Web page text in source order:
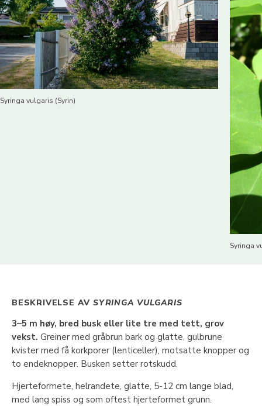
Syringa vulgaris (Syrin)
Syringa
BESKRIVELSE AV SYRINGA VULGARIS
3–5 m høy, bred busk eller lite tre med tett, grov
vekst. Greiner med gråbrun bark og glatte, gulbrune
kvister med få korkporer (lenticeller), motsatte knopper og
to endeknopper. Busken setter rotskudd.
Hjerteformete, helrandete, glatte, 5-12 cm lange blad,
med lang spiss og som oftest hjerteformet grunn.